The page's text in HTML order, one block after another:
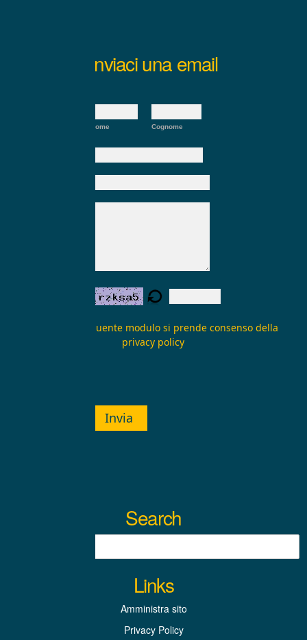
Inviaci una email
Nome Cognome
Inviando il seguente modulo si prende consenso della
privacy policy
Invia
Search
Links
Amministra sito
Privacy Policy